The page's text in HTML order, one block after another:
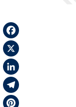
Facebook
X
LinkedIn
Telegram